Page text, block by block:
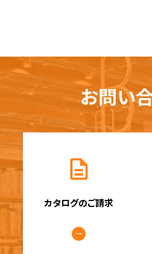
お問い
カタログのご請求